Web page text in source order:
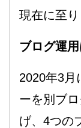
現在に至り
ブログ運用
2020年3月
ーを別ブ
げ、4つの